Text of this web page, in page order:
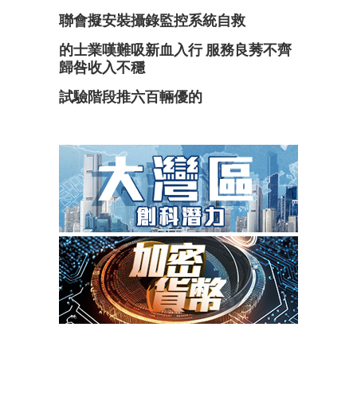
聯會擬安裝攝錄監控系統自救
的士業嘆難吸新血入行 服務良莠不齊
歸咎收入不穩
試驗階段推六百輛優的